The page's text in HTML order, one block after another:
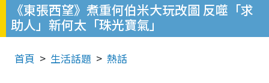
《東張西望》煮重何伯米大玩改圖 反噬「求
助人」新何太「珠光寶氣」
首頁 生活話題 熱話